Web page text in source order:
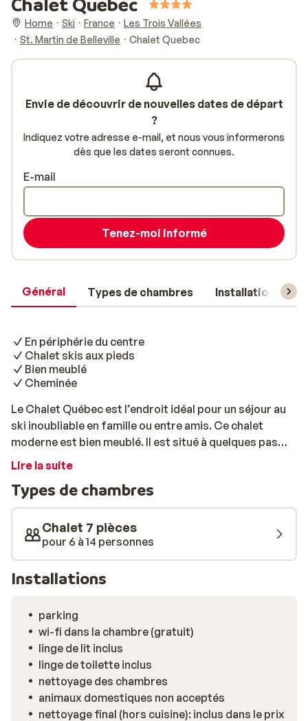
Home Ski France
Les Trois Vallées
St. Martin de Belleville
Chalet Quebec
Général Types de chambres Installations
En périphérie du centre
Chalet skis aux pieds
Bien meublé
Cheminée
Le Chalet Québec est l’endroit idéal pour un séjour au
ski inoubliable en famille ou entre amis. Ce chalet
moderne est bien meublé. Il est situé à quelques pas
des restaurants et des boutiques. Il peut accueillir
séparées et de 4 salles de bain. Dans le salon
confortable, vous pourrez siroter un chocolat auprès
du feu après une journée intense sur les pistes.
Lire la suite
Types de chambres
Chalet 7 pièces
pour 6 à 14 personnes
Installations
parking
wi-fi dans la chambre (gratuit)
linge de lit inclus
linge de toilette inclus
nettoyage des chambres
animaux domestiques non acceptés
nettoyage final (hors cuisine): inclus dans le prix
Envie de découvrir de nouvelles dates de départ
?
Indiquez votre adresse e-mail, et nous vous informerons
dès que les dates seront connues.
E-mail
Tenez-moi informé